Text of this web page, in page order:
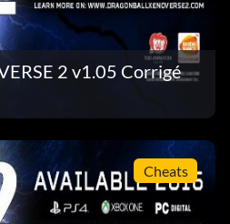
2 v1.05 Corrigé
Cheats